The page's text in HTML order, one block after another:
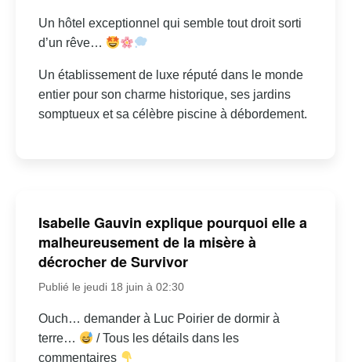
Un hôtel exceptionnel qui semble tout droit sorti
d’un rêve…
Un établissement de luxe réputé dans le monde
entier pour son charme historique, ses jardins
somptueux et sa célèbre piscine à débordement.
Isabelle Gauvin explique pourquoi elle a
malheureusement de la misère à
décrocher de Survivor
Publié le jeudi 18 juin à 02:30
Ouch… demander à Luc Poirier de dormir à
terre…
/ Tous les détails dans les
commentaires